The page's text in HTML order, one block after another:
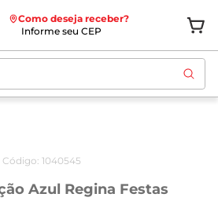
Como deseja receber?
Informe seu CEP
Código: 1040545
Azul Regina Festas